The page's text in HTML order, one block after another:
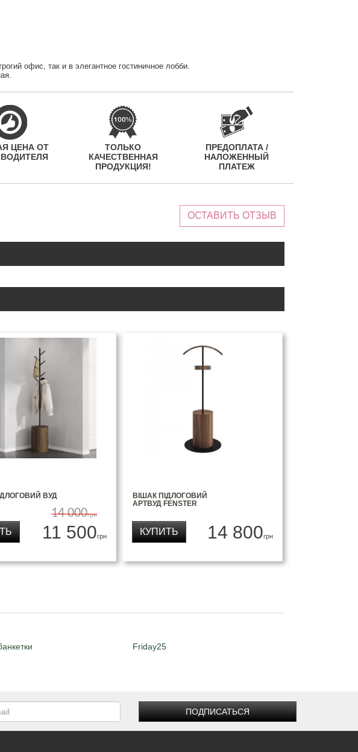
офис, так и в элегантное гостиничное лобби.
ЦЕНА ОТ
ТОЛЬКО
КАЧЕСТВЕННАЯ
ПРОДУКЦИЯ!
ПРЕДОПЛАТА /
НАЛОЖЕННЫЙ
ПЛАТЕЖ
ОСТАВИТЬ ОТЗЫВ
ВУД
14 000грн
11 500грн
ВІШАК ПІДЛОГОВИЙ
АРТВУД FENSTER
14 800грн
КУПИТЬ
Friday25
ПОДПИСАТЬСЯ